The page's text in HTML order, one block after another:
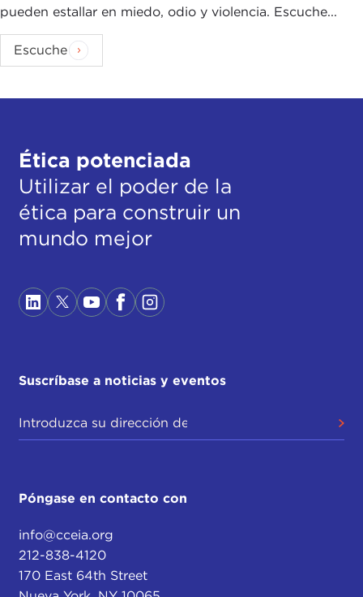
pueden estallar en miedo, odio y violencia. Escuche...
Escuche
Ética potenciada
Utilizar el poder de la
ética para construir un
mundo mejor
Suscríbase a noticias y eventos
Póngase en contacto con
info@cceia.org
212-838-4120
170 East 64th Street